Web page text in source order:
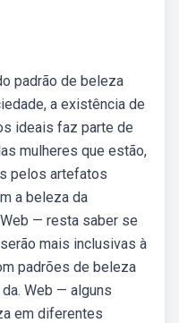
padrão de beleza
a existência de
ideais faz parte de
mulheres que estão,
pelos artefatos
a beleza da
— resta saber se
mais inclusivas à
padrões de beleza
Web — alguns
em diferentes